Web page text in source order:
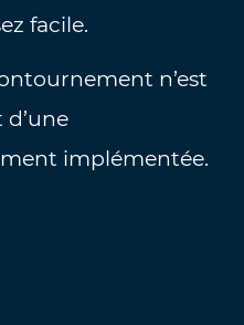
facile.
n’est
d’une
implémentée.